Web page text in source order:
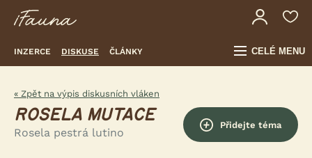
INZERCE DISKUSE ČLÁNKY CELÉ MENU
« Zpět na výpis diskusních vláken
ROSELA MUTACE
Rosela pestrá lutino
Přidejte téma